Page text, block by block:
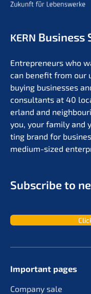
KERN Business
Entre­pre­neurs who
can benefit from our
buying businesses
consul­tants at 40
er­land and
you, your family and
ting brand for
medium-sized
Subscri­be to
Important pages
Compa­ny sale